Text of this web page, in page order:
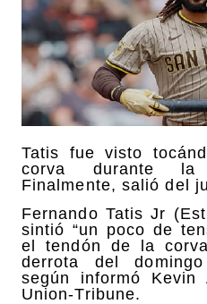
Tatis fue visto
corva durante la
Finalmente, salió del
Fernando Tatis Jr
sintió “un poco de
el tendón de la
derrota del
según informó
Union-Tribune.